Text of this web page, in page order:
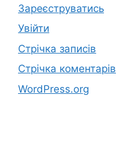
Зареєструватись
Увійти
Стрічка записів
Стрічка коментарів
WordPress.org